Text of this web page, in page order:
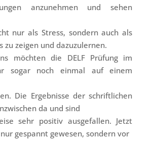
anzunehmen und sehen
nur als Stress, sondern auch als
zu zeigen und dazuzulernen.
möchten die DELF Prüfung im
sogar noch einmal auf einem
Die Ergebnisse der schriftlichen
da und sind
sehr positiv ausgefallen. Jetzt
gespannt gewesen, sondern vor